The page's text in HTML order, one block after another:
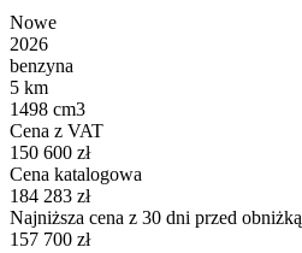
Nowe
2026
benzyna
5 km
1498 cm3
Cena z VAT
150 600 zł
Cena katalogowa
184 283 zł
Najniższa cena z 30 dni przed obniżką
157 700 zł